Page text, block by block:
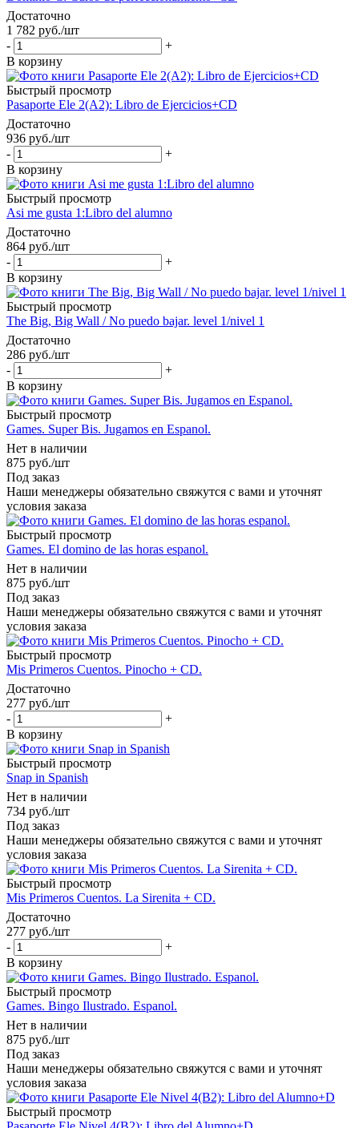
Достаточно
1 782 руб./шт
-
+
В корзину
Быстрый просмотр
Pasaporte Ele 2(A2): Libro de Ejercicios+CD
Достаточно
936 руб./шт
-
+
В корзину
Быстрый просмотр
Asi me gusta 1:Libro del alumno
Достаточно
864 руб./шт
-
+
В корзину
Быстрый просмотр
The Big, Big Wall / No puedo bajar. level 1/nivel 1
Достаточно
286 руб./шт
-
+
В корзину
Быстрый просмотр
Games. Super Bis. Jugamos en Espanol.
Нет в наличии
875 руб./шт
Под заказ
Наши менеджеры обязательно свяжутся с вами и уточнят
условия заказа
Быстрый просмотр
Games. El domino de las horas espanol.
Нет в наличии
875 руб./шт
Под заказ
Наши менеджеры обязательно свяжутся с вами и уточнят
условия заказа
Быстрый просмотр
Mis Primeros Cuentos. Pinocho + CD.
Достаточно
277 руб./шт
-
+
В корзину
Быстрый просмотр
Snap in Spanish
Нет в наличии
734 руб./шт
Под заказ
Наши менеджеры обязательно свяжутся с вами и уточнят
условия заказа
Быстрый просмотр
Mis Primeros Cuentos. La Sirenita + CD.
Достаточно
277 руб./шт
-
+
В корзину
Быстрый просмотр
Games. Bingo Ilustrado. Espanol.
Нет в наличии
875 руб./шт
Под заказ
Наши менеджеры обязательно свяжутся с вами и уточнят
условия заказа
Быстрый просмотр